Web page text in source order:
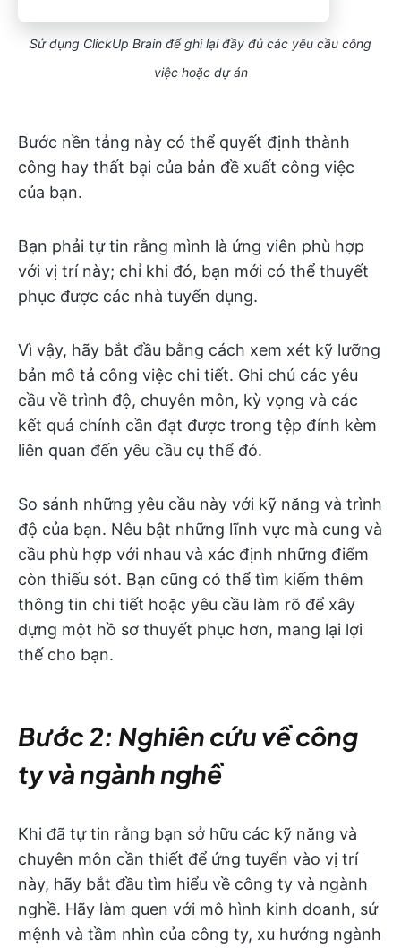
Sử dụng ClickUp Brain để ghi lại đầy đủ các yêu cầu công
việc hoặc dự án
Bước nền tảng này có thể quyết định thành
công hay thất bại của bản đề xuất công việc
của bạn.
Bạn phải tự tin rằng mình là ứng viên phù hợp
với vị trí này; chỉ khi đó, bạn mới có thể thuyết
phục được các nhà tuyển dụng.
Vì vậy, hãy bắt đầu bằng cách xem xét kỹ lưỡng
bản mô tả công việc chi tiết. Ghi chú các yêu
cầu về trình độ, chuyên môn, kỳ vọng và các
kết quả chính cần đạt được trong tệp đính kèm
liên quan đến yêu cầu cụ thể đó.
So sánh những yêu cầu này với kỹ năng và trình
độ của bạn. Nêu bật những lĩnh vực mà cung và
cầu phù hợp với nhau và xác định những điểm
còn thiếu sót. Bạn cũng có thể tìm kiếm thêm
thông tin chi tiết hoặc yêu cầu làm rõ để xây
dựng một hồ sơ thuyết phục hơn, mang lại lợi
thế cho bạn.
Bước 2: Nghiên cứu về công
ty và ngành nghề
Khi đã tự tin rằng bạn sở hữu các kỹ năng và
chuyên môn cần thiết để ứng tuyển vào vị trí
này, hãy bắt đầu tìm hiểu về công ty và ngành
nghề. Hãy làm quen với mô hình kinh doanh, sứ
mệnh và tầm nhìn của công ty, xu hướng ngành